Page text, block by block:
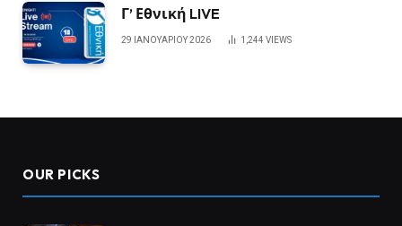
Γ’ Εθνική LIVE
29 ΙΑΝΟΥΑΡΊΟΥ 2026 1,244 VIEWS
OUR PICKS